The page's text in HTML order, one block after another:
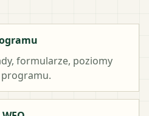
formularze, poziomy